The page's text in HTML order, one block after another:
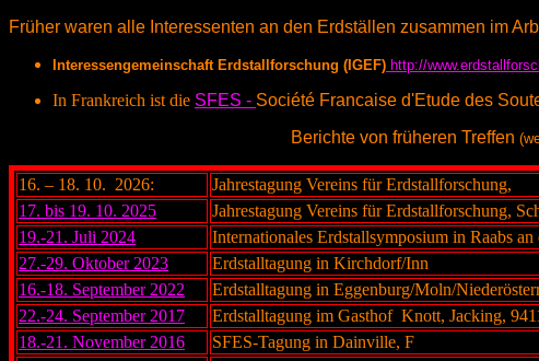
Früher waren alle Interessenten an den Erdställen zusammen im
Interessengemeinschaft Erdstallforschung (IGEF) http://
In Frankreich ist die SFES - Société Francaise d'Etude des
Berichte von früheren Treffen
16. – 18. 10. 2026:
Jahrestagung Vereins für Erdstallforschung,
17. bis 19. 10. 2025
Jahrestagung Vereins für Erdstallforschung,
19.-21. Juli 2024
Internationales Erdstallsymposium in Raabs
27.-29. Oktober 2023
Erdstalltagung in Kirchdorf/Inn
16.-18. September 2022
Erdstalltagung in Eggenburg/Moln/
22.-24. September 2017
Erdstalltagung im Gasthof Knott, Jacking,
18.-21. November 2016
SFES-Tagung in Dainville, F